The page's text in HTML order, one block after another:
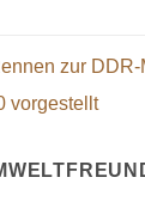
zur
vorgestellt